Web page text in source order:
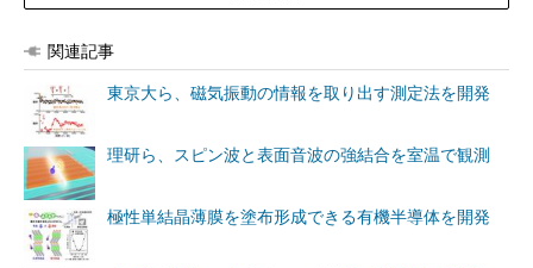
関連記事
東京大ら、磁気振動の情報を取り出す測定法を開発
理研ら、スピン波と表面音波の強結合を室温で観測
極性単結晶薄膜を塗布形成できる有機半導体を開発